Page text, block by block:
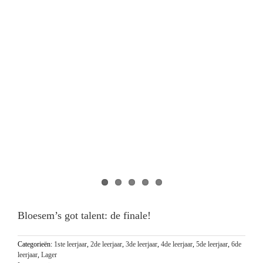
Bloesem’s got talent: de finale!
Categorieën: 1ste leerjaar, 2de leerjaar, 3de leerjaar, 4de leerjaar, 5de leerjaar, 6de
leerjaar, Lager